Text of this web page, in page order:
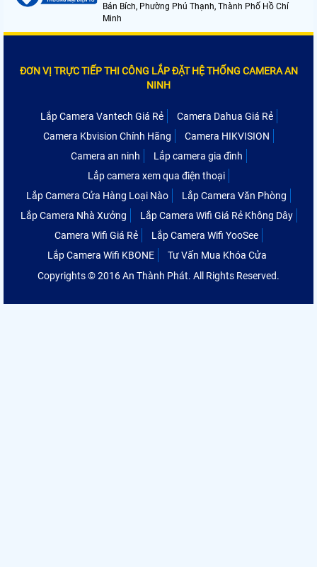
Bán Bích, Phường Phú Thạnh, Thành Phố Hồ Chí
Minh
ĐƠN VỊ TRỰC TIẾP THI CÔNG LẮP ĐẶT HỆ THỐNG CAMERA AN
NINH
Lắp Camera Vantech Giá Rẻ
Camera Dahua Giá Rẻ
Camera Kbvision Chính Hãng
Camera HIKVISION
Camera an ninh
Lắp camera gia đình
Lắp camera xem qua điện thoại
Lắp Camera Cửa Hàng Loại Nào
Lắp Camera Văn Phòng
Lắp Camera Nhà Xưởng
Lắp Camera Wifi Giá Rẻ Không Dây
Camera Wifi Giá Rẻ
Lắp Camera Wifi YooSee
Lắp Camera Wifi KBONE
Tư Vấn Mua Khóa Cửa
Copyrights © 2016 An Thành Phát. All Rights Reserved.